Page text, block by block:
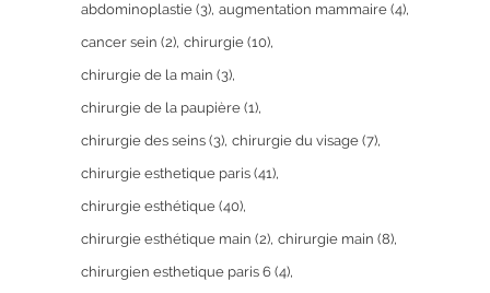
abdominoplastie (3) augmentation mammaire (4)
cancer sein (2) chirurgie (10)
chirurgie de la main (3)
chirurgie de la paupière (1)
chirurgie des seins (3) chirurgie du visage (7)
chirurgie esthetique paris (41)
chirurgie esthétique (40)
chirurgie esthétique main (2) chirurgie main (8)
chirurgien esthetique paris 6 (4)